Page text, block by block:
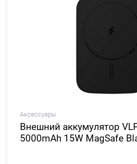
Аксессуары
Внешний аккумулятор
5000mAh 15W MagSafe